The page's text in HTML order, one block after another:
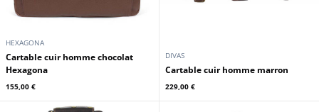
HEXAGONA
cartable cuir homme chocolat
Hexagona
155,00 €
DIVAS
cartable cuir homme marron
229,00 €